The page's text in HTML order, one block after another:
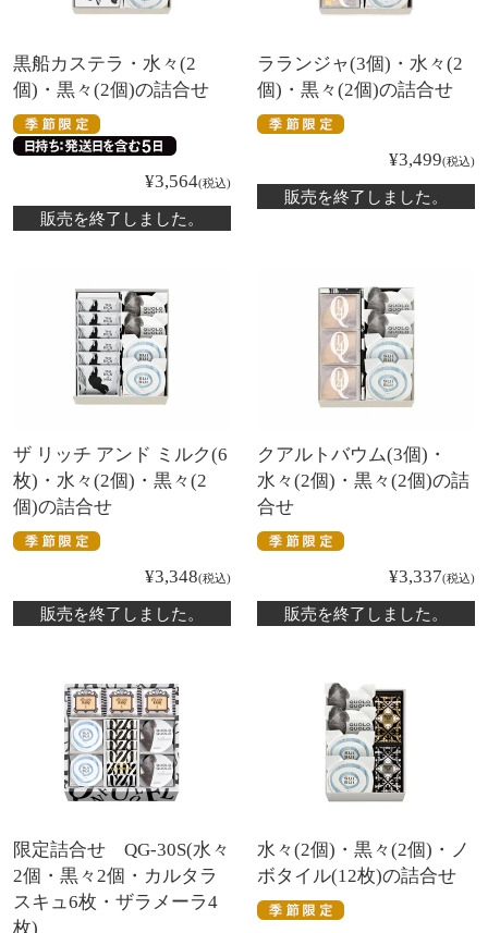
黒船カステラ・水々(2
個)・黒々(2個)の詰合せ
¥3,564 税込
販売を終了しました。
ラランジャ(3個)・水々(2
個)・黒々(2個)の詰合せ
¥3,499 税込
販売を終了しました。
ザ リッチ アンド ミルク(6
枚)・水々(2個)・黒々(2
個)の詰合せ
¥3,348 税込
販売を終了しました。
クアルトバウム(3個)・
水々(2個)・黒々(2個)の詰
合せ
¥3,337 税込
販売を終了しました。
限定詰合せ QG-30S(水々
2個・黒々2個・カルタラ
スキュ6枚・ザラメーラ4
枚)
水々(2個)・黒々(2個)・ノ
ボタイル(12枚)の詰合せ